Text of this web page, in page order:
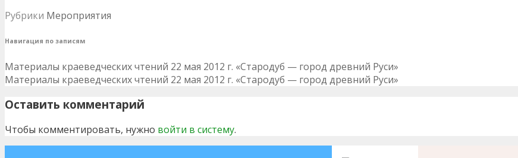
Рубрики Мероприятия
Навигация по записям
Материалы краеведческих чтений 22 мая 2012 г. «Стародуб — город древний Руси»
Материалы краеведческих чтений 22 мая 2012 г. «Стародуб — город древний Руси»
Оставить комментарий
Чтобы комментировать, нужно войти в систему.